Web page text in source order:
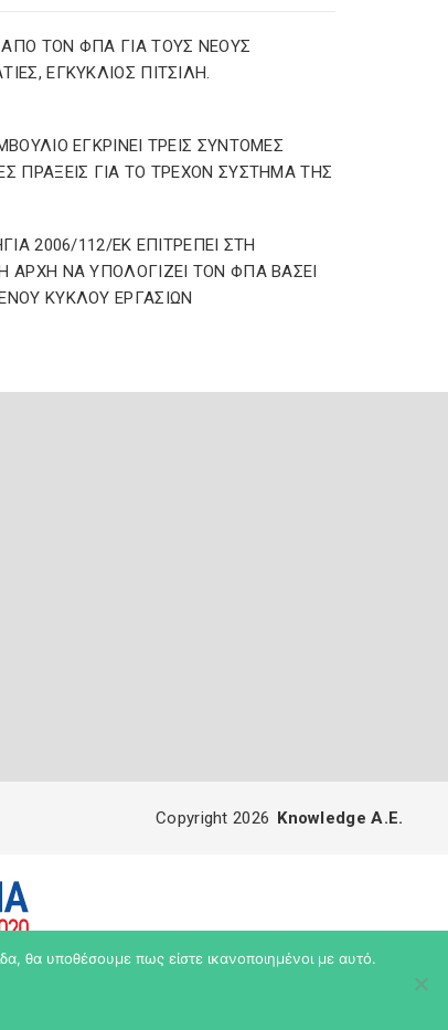
ΤΟΝ ΦΠΑ ΓΙΑ ΤΟΥΣ ΝΕΟΥΣ
ΕΓΚΥΚΛΙΟΣ ΠΙΤΣΙΛΗ.
ΕΓΚΡΙΝΕΙ ΤΡΕΙΣ ΣΥΝΤΟΜΕΣ
ΠΡΑΞΕΙΣ ΓΙΑ ΤΟ ΤΡΕΧΟΝ ΣΥΣΤΗΜΑ ΤΗΣ
2006/112/ΕΚ ΕΠΙΤΡΕΠΕΙ ΣΤΗ
ΑΡΧΗ ΝΑ ΥΠΟΛΟΓΙΖΕΙ ΤΟΝ ΦΠΑ ΒΑΣΕΙ
ΚΥΚΛΟΥ ΕΡΓΑΣΙΩΝ
Copyright 2026 Knowledge A.E.
θα υποθέσουμε πως είστε ικανοποιημένοι με αυτό.